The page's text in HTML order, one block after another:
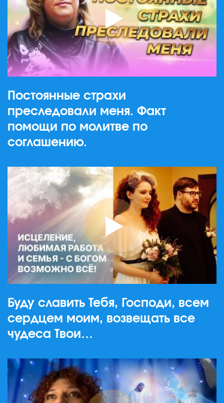
Постоянные страхи
преследовали меня. Факт
помощи по молитве по
соглашению.
Буду славить Тебя, Господи, всем
сердцем моим, возвещать все
чудеса Твои…